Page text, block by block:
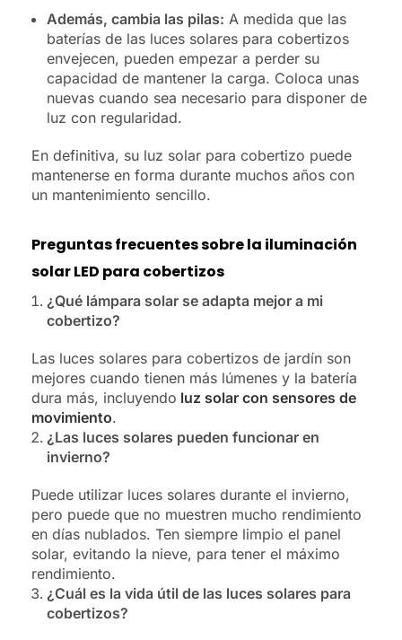
Además, cambia las pilas: A medida que las
baterías de las luces solares para cobertizos
envejecen, pueden empezar a perder su
capacidad de mantener la carga. Coloca unas
nuevas cuando sea necesario para disponer de
luz con regularidad.
En definitiva, su luz solar para cobertizo puede
mantenerse en forma durante muchos años con
un mantenimiento sencillo.
Preguntas frecuentes sobre la iluminación
solar LED para cobertizos
¿Qué lámpara solar se adapta mejor a mi
cobertizo?
Las luces solares para cobertizos de jardín son
mejores cuando tienen más lúmenes y la batería
dura más, incluyendo luz solar con sensores de
movimiento.
¿Las luces solares pueden funcionar en
invierno?
Puede utilizar luces solares durante el invierno,
pero puede que no muestren mucho rendimiento
en días nublados. Ten siempre limpio el panel
solar, evitando la nieve, para tener el máximo
rendimiento.
¿Cuál es la vida útil de las luces solares para
cobertizos?